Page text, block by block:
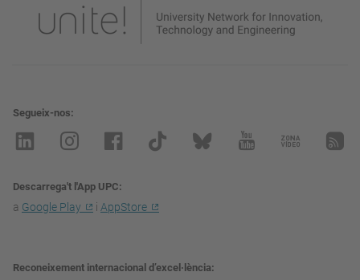
Segueix-nos
Descarrega't l'App UPC
a Google Play i AppStore
Reconeixement internacional d’excel·lència